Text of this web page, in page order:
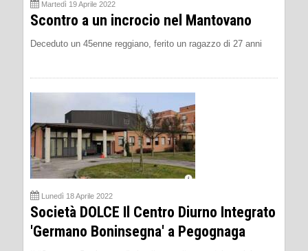
Martedì 19 Aprile 2022
Scontro a un incrocio nel Mantovano
Deceduto un 45enne reggiano, ferito un ragazzo di 27 anni
Lunedì 18 Aprile 2022
Società DOLCE Il Centro Diurno Integrato
'Germano Boninsegna' a Pegognaga